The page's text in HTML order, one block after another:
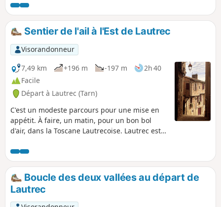
médiévale et ses environs ou sur la
Montagne Noire s’offriront à vous.
Sentier de l'ail à l'Est de Lautrec
Visorandonneur
7,49 km
+196 m -197 m
2h 40
Facile
Départ à Lautrec (Tarn)
C'est un modeste parcours pour une mise en
appétit. À faire, un matin, pour un bon bol
d'air, dans la Toscane Lautrecoise. Lautrec est
essentiellement, dans le Sud-Ouest.Il vous est
possible de programmer cette balade, un
vendredi matin, avant d'aller à la "cantine" du
café Plum.
Boucle des deux vallées au départ de
Lautrec